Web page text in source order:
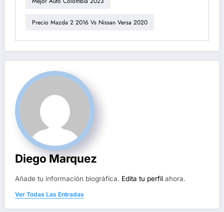
Precio Mazda 2 2016 Vs Nissan Versa 2020
Diego Marquez
Añade tu información biográfica. Edita tu perfil ahora.
Ver Todas Las Entradas